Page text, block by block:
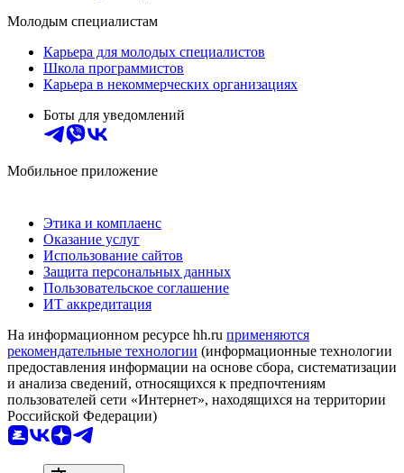
Молодым специалистам
Карьера для молодых специалистов
Школа программистов
Карьера в некоммерческих организациях
Боты для уведомлений
Мобильное приложение
Этика и комплаенс
Оказание услуг
Использование сайтов
Защита персональных данных
Пользовательское соглашение
ИТ аккредитация
На информационном ресурсе hh.ru применяются
рекомендательные технологии (информационные технологии
предоставления информации на основе сбора, систематизации
и анализа сведений, относящихся к предпочтениям
пользователей сети «Интернет», находящихся на территории
Российской Федерации)